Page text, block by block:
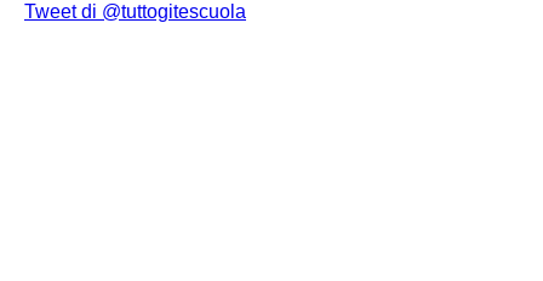
Tweet di @tuttogitescuola